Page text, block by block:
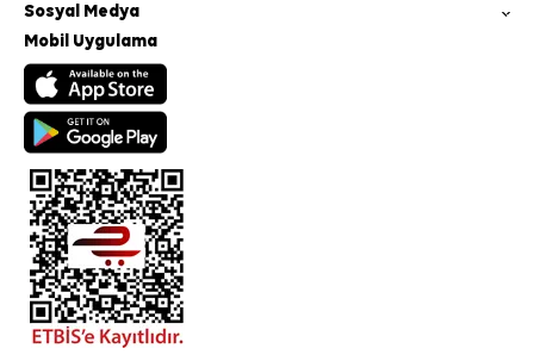
Sosyal Medya
Mobil Uygulama